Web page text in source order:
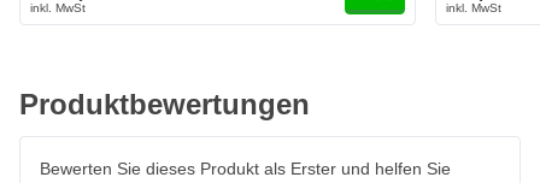
Produktbewertungen
Bewerten Sie dieses Produkt als Erster und helfen Sie